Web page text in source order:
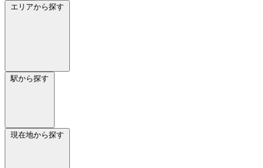
エリアから探す
駅から探す
現在地から探す